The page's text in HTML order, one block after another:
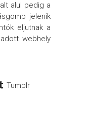
alul pedig a
jelenik
eljutnak a
webhely
Tumblr